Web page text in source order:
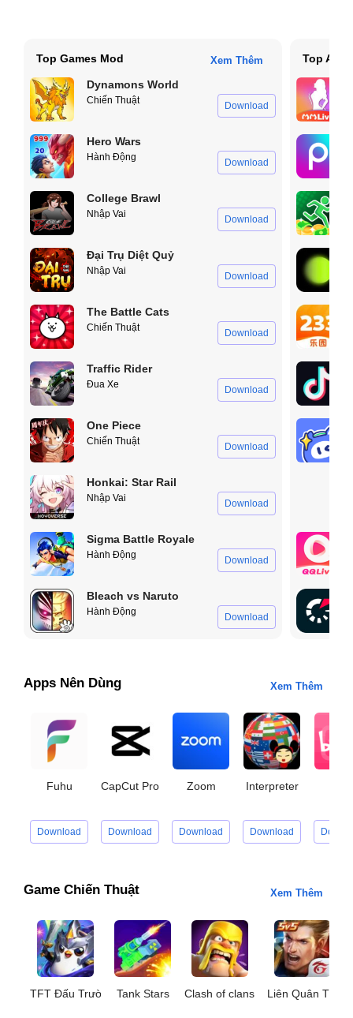
Top Games Mod Xem Thêm
Dynamons World
Chiến Thuật Download
Hero Wars
Hành Động Download
College Brawl
Nhập Vai Download
Đại Trụ Diệt Quỷ
Nhập Vai Download
The Battle Cats
Chiến Thuật Download
Traffic Rider
Đua Xe Download
One Piece
Chiến Thuật Download
Honkai: Star Rail
Nhập Vai Download
Sigma Battle Royale
Hành Động Download
Bleach vs Naruto
Hành Động Download
Top
Apps Nên Dùng Xem Thêm
Fuhu
Download
CapCut Pro
Download
Zoom
Download
Interpreter
Download
Game Chiến Thuật Xem Thêm
TFT Đấu Trường Chân Lý
Tank Stars Clash of clans Liên Quân Thử